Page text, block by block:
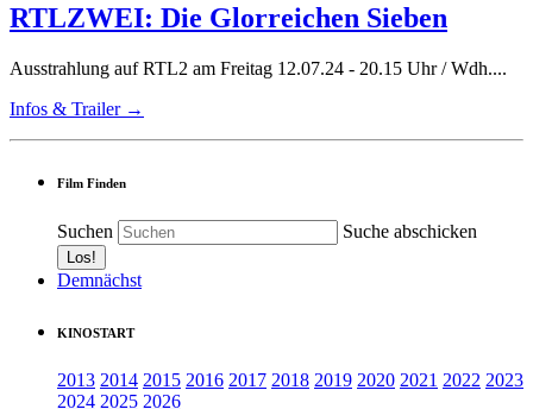
RTLZWEI: Die Glorreichen Sieben
Ausstrahlung auf RTL2 am Freitag 12.07.24 - 20.15 Uhr / Wdh....
Infos & Trailer →
Film Finden
Suchen Suche abschicken
Demnächst
KINOSTART
2013 2014 2015 2016 2017 2018 2019 2020 2021 2022 2023
2024 2025 2026